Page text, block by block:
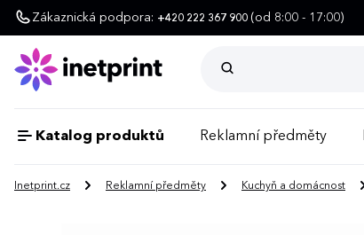
Zákaznická podpora: +420 222 367 900 (od 8:00 - 17:00)
Katalog produktů Reklamní předměty
Inetprint.cz Reklamní předměty Kuchyň a domácnost